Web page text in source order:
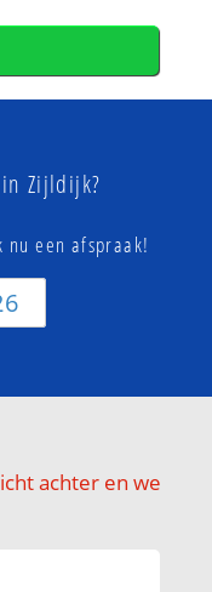
Zijldijk?
nu een afspraak!
achter en we